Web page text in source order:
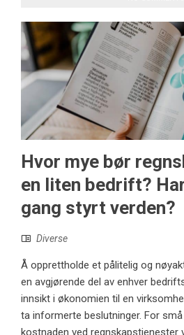
Hvor mye bør
en liten bedrift?
gang styrt verden?
Diverse
Å opprettholde et pålitelig og
en avgjørende del av enhver
innsikt i økonomien til en
ta informerte beslutninger. For
kostnaden ved regnskapstjenester